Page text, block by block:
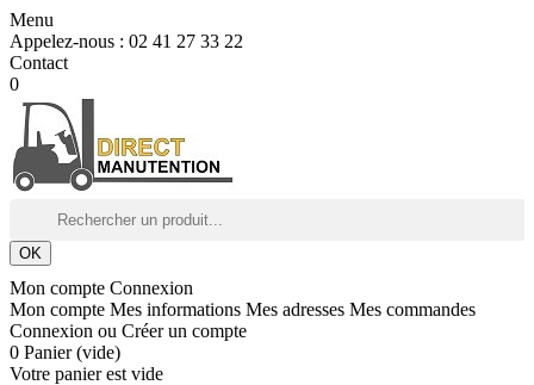
Menu
Appelez-nous : 02 41 27 33 22
Contact
0
OK
Mon compte Connexion
Mon compte Mes informations Mes adresses Mes commandes
Connexion ou Créer un compte
0 Panier (vide)
Votre panier est vide